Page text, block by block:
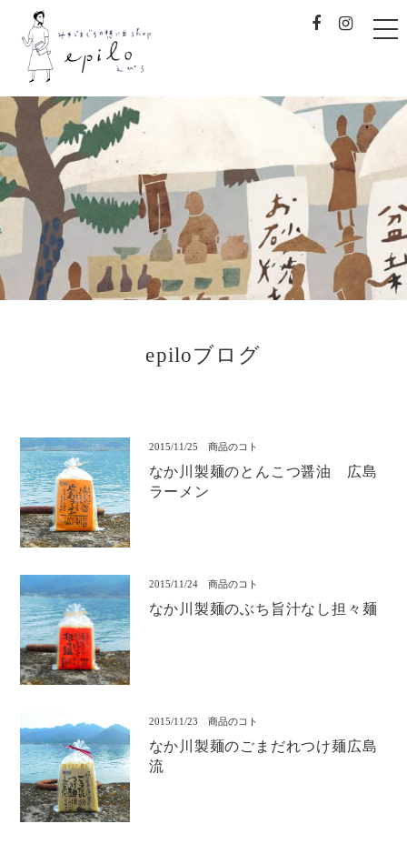
みやじまぐちの想
epiloブログ
2015/11/25 商品のコト
なか川製麺のとんこつ醤油 広島
ラーメン
2015/11/24 商品のコト
なか川製麺のぶち旨汁なし担々麺
2015/11/23 商品のコト
なか川製麺のごまだれつけ麺広島
流
t
o
e
a
i
o
n